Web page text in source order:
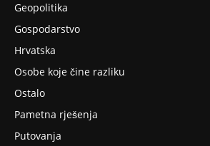
Geopolitika
Gospodarstvo
Hrvatska
Osobe koje čine razliku
Ostalo
Pametna rješenja
Putovanja